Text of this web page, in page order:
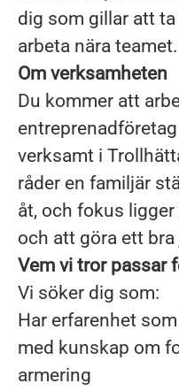
dig som gillar att
arbeta nära teamet.
Om verksamheten
Du kommer att
verksamt i
råder en familjär
åt, och fokus
och att göra ett
Vem vi tror passar
Vi söker dig som:
Har erfarenhet
med kunskap om
armering